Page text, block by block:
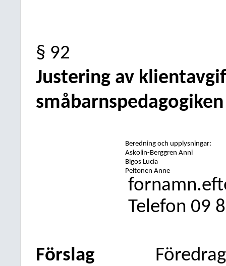
§ 92
Justering av
småbarnspedagogiken
Beredning och upplysningar:
Askolin-Berggren Anni
Bigos Lucia
Peltonen Anne
Telefon 09
Förslag